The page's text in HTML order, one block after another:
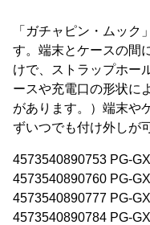
「ガチャピン・ムッ
す。端末とケースの間
けで、ストラップホー
ースや充電口の形状に
があります。）端末や
ずいつでも付け外しが
4573540890753 PG-
4573540890760 PG-
4573540890777 PG-
4573540890784 PG-